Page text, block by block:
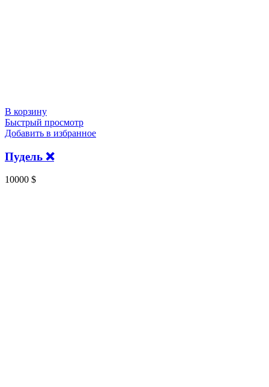
В корзину
Быстрый просмотр
Добавить в избранное
Пудель ❌️
10000 $